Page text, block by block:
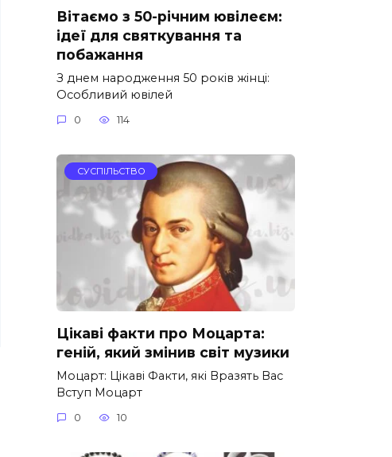
Вітаємо з 50-річним ювілеєм:
ідеї для святкування та
побажання
З днем народження 50 років жінці:
Особливий ювілей
0 114
СУСПІЛЬСТВО
Цікаві факти про Моцарта:
геній, який змінив світ музики
Моцарт: Цікаві Факти, які Вразять Вас
Вступ Моцарт
0 10